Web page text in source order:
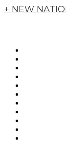
+ NEW